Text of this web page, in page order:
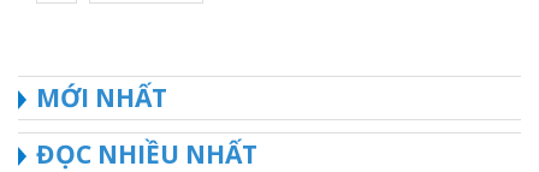
MỚI NHẤT
ĐỌC NHIỀU NHẤT